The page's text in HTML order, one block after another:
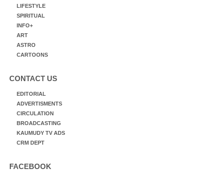
LIFESTYLE
SPIRITUAL
INFO+
ART
ASTRO
CARTOONS
CONTACT US
EDITORIAL
ADVERTISMENTS
CIRCULATION
BROADCASTING
KAUMUDY TV ADS
CRM DEPT
FACEBOOK